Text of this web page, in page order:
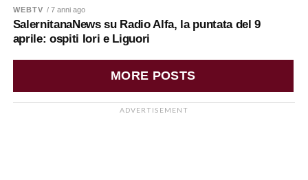
WEBTV / 7 anni ago
SalernitanaNews su Radio Alfa, la puntata del 9
aprile: ospiti Iori e Liguori
MORE POSTS
ADVERTISEMENT